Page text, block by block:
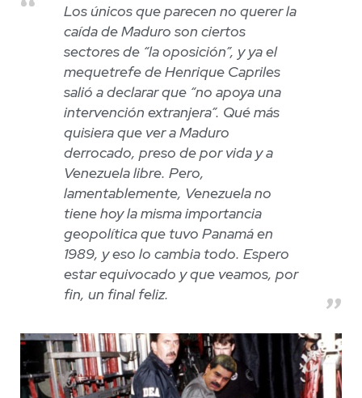
Los únicos que parecen no querer la
caída de Maduro son ciertos
sectores de “la oposición”, y ya el
mequetrefe de Henrique Capriles
salió a declarar que “no apoya una
intervención extranjera”. Qué más
quisiera que ver a Maduro
derrocado, preso de por vida y a
Venezuela libre. Pero,
lamentablemente, Venezuela no
tiene hoy la misma importancia
geopolítica que tuvo Panamá en
1989, y eso lo cambia todo. Espero
estar equivocado y que veamos, por
fin, un final feliz.